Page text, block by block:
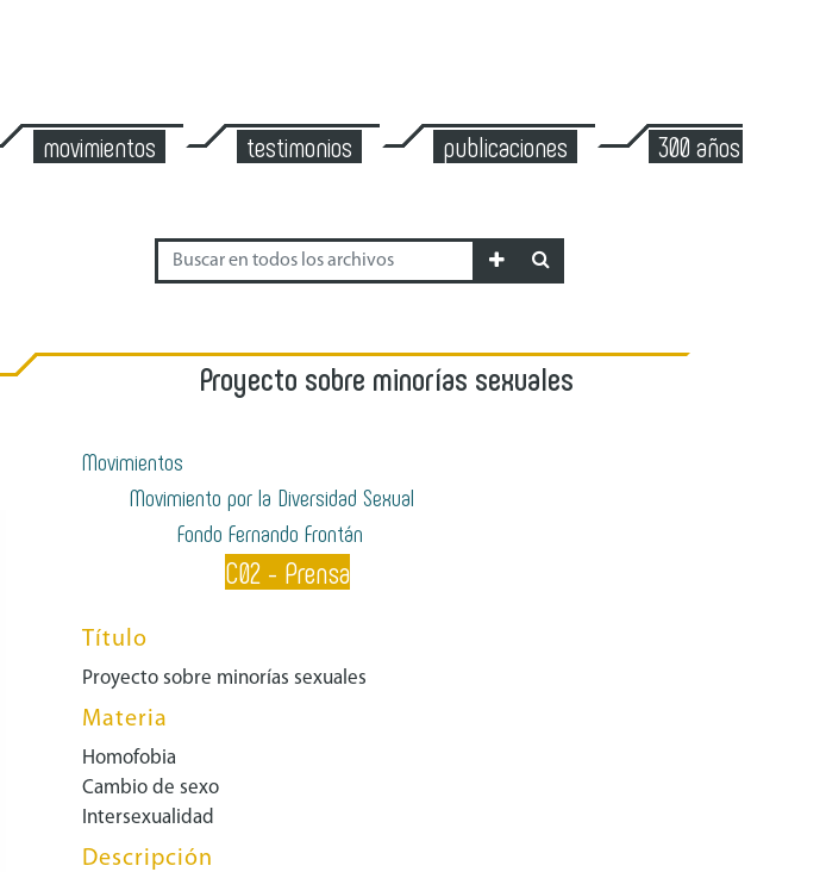
movimientos testimonios publicaciones 300 años de
Proyecto sobre minorías sexuales
Movimientos
Movimiento por la Diversidad Sexual
Fondo Fernando Frontán
C02 - Prensa
Título
Proyecto sobre minorías sexuales
Materia
Homofobia
Cambio de sexo
Intersexualidad
Descripción